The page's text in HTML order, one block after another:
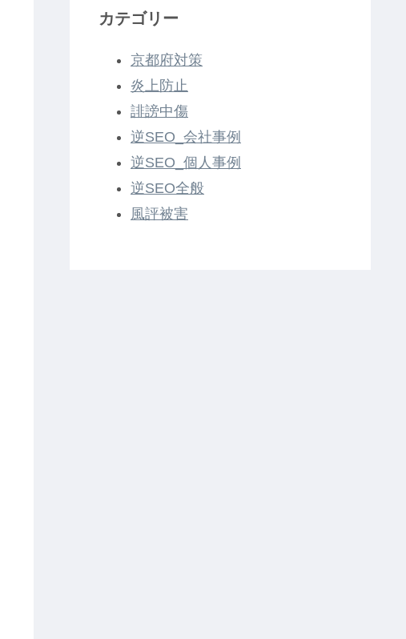
カテゴリー
京都府対策
炎上防止
誹謗中傷
逆SEO_会社事例
逆SEO_個人事例
逆SEO全般
風評被害